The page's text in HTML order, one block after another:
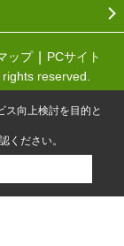
ップ
PCサイト
reserved.
ス向上検討を目的と
ください。